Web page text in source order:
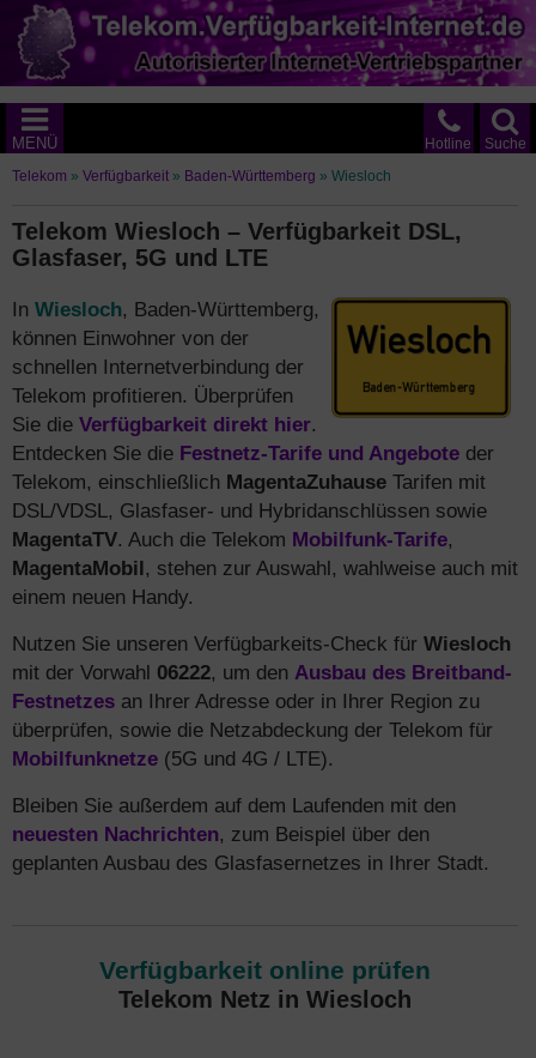
Suche
Hotline
MENÜ
Telekom » Verfügbarkeit » Baden-Württemberg » Wiesloch
Telekom Wiesloch – Verfügbarkeit DSL,
Glasfaser, 5G und LTE
In Wiesloch, Baden-Württemberg,
können Einwohner von der
schnellen Internetverbindung der
Telekom profitieren. Überprüfen
Sie die Verfügbarkeit direkt hier.
Entdecken Sie die Festnetz-Tarife und Angebote der
Telekom, einschließlich MagentaZuhause Tarifen mit
DSL/VDSL, Glasfaser- und Hybridanschlüssen sowie
MagentaTV. Auch die Telekom Mobilfunk-Tarife,
MagentaMobil, stehen zur Auswahl, wahlweise auch mit
einem neuen Handy.
Nutzen Sie unseren Verfügbarkeits-Check für Wiesloch
mit der Vorwahl 06222, um den Ausbau des Breitband-
Festnetzes an Ihrer Adresse oder in Ihrer Region zu
überprüfen, sowie die Netzabdeckung der Telekom für
Mobilfunknetze (5G und 4G / LTE).
Bleiben Sie außerdem auf dem Laufenden mit den
neuesten Nachrichten, zum Beispiel über den
geplanten Ausbau des Glasfasernetzes in Ihrer Stadt.
Verfügbarkeit online prüfen
Telekom Netz in Wiesloch